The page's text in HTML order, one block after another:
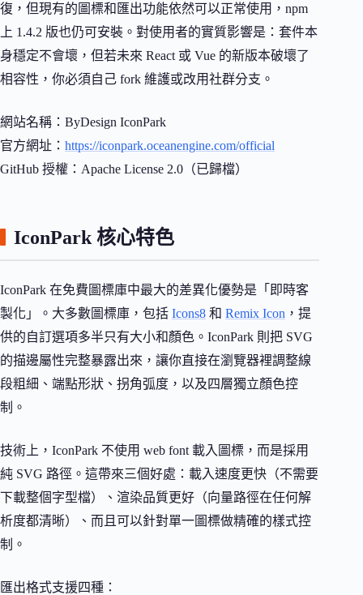
復，但現有的圖標和匯出功能依然可以正常使用，npm
上 1.4.2 版也仍可安裝。對使用者的實質影響是：套件本
身穩定不會壞，但若未來 React 或 Vue 的新版本破壞了
相容性，你必須自己 fork 維護或改用社群分支。
網站名稱：ByDesign IconPark
官方網址： https://iconpark.oceanengine.com/official
GitHub 授權：Apache License 2.0（已歸檔）
IconPark 核心特色
IconPark 在免費圖標庫中最大的差異化優勢是「即時客
製化」。大多數圖標庫，包括 Icons8 和 Remix Icon ，提
供的自訂選項多半只有大小和顏色。IconPark 則把 SVG
的描邊屬性完整暴露出來，讓你直接在瀏覽器裡調整線
段粗細、端點形狀、拐角弧度，以及四層獨立顏色控
制。
技術上，IconPark 不使用 web font 載入圖標，而是採用
純 SVG 路徑。這帶來三個好處：載入速度更快（不需要
下載整個字型檔）、渲染品質更好（向量路徑在任何解
析度都清晰）、而且可以針對單一圖標做精確的樣式控
制。
匯出格式支援四種：